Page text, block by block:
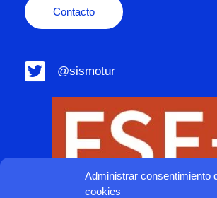
Administrar consentimiento
cookies
Contacto
@sismotur